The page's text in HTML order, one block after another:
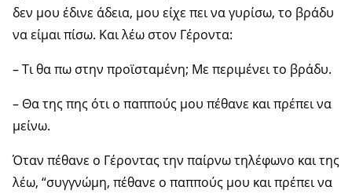
δεν μου έδινε άδεια, μου είχε πει να γυρίσω, το βράδυ
να είμαι πίσω. Και λέω στον Γέροντα:
– Τι θα πω στην προϊσταμένη; Με περιμένει το βράδυ.
– Θα της πης ότι ο παππούς μου πέθανε και πρέπει να
μείνω.
Όταν πέθανε ο Γέροντας την παίρνω τηλέφωνο και της
λέω, “συγγνώμη, πέθανε ο παππούς μου και πρέπει να